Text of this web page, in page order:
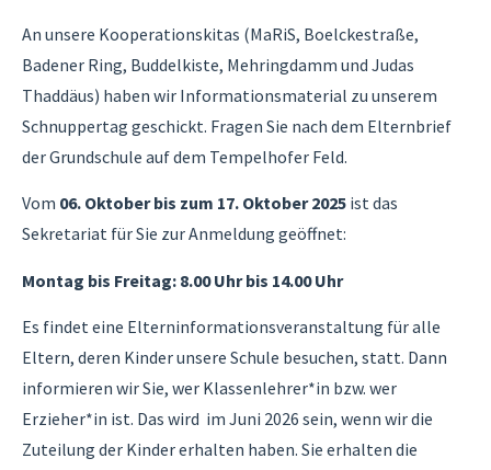
An unsere Kooperationskitas (MaRiS, Boelckestraße,
Badener Ring, Buddelkiste, Mehringdamm und Judas
Thaddäus) haben wir Informationsmaterial zu unserem
Schnuppertag geschickt. Fragen Sie nach dem Elternbrief
der Grundschule auf dem Tempelhofer Feld.
Vom 06. Oktober bis zum 17. Oktober 2025 ist das
Sekretariat für Sie zur Anmeldung geöffnet:
Montag bis Freitag: 8.00 Uhr bis 14.00 Uhr
Es findet eine Elterninformationsveranstaltung für alle
Eltern, deren Kinder unsere Schule besuchen, statt. Dann
informieren wir Sie, wer Klassenlehrer*in bzw. wer
Erzieher*in ist. Das wird im Juni 2026 sein, wenn wir die
Zuteilung der Kinder erhalten haben. Sie erhalten die